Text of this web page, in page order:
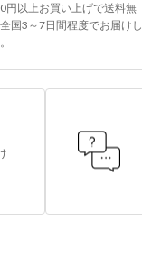
円以上お買い上げで送料無
国3～7日間程度でお届けし